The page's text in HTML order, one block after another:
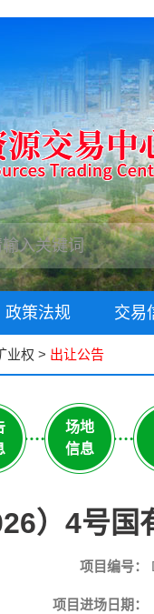
政策法规 交易
业权 > 出让公告
场地
信息
）4号国
项目编号：
项目进场日期：